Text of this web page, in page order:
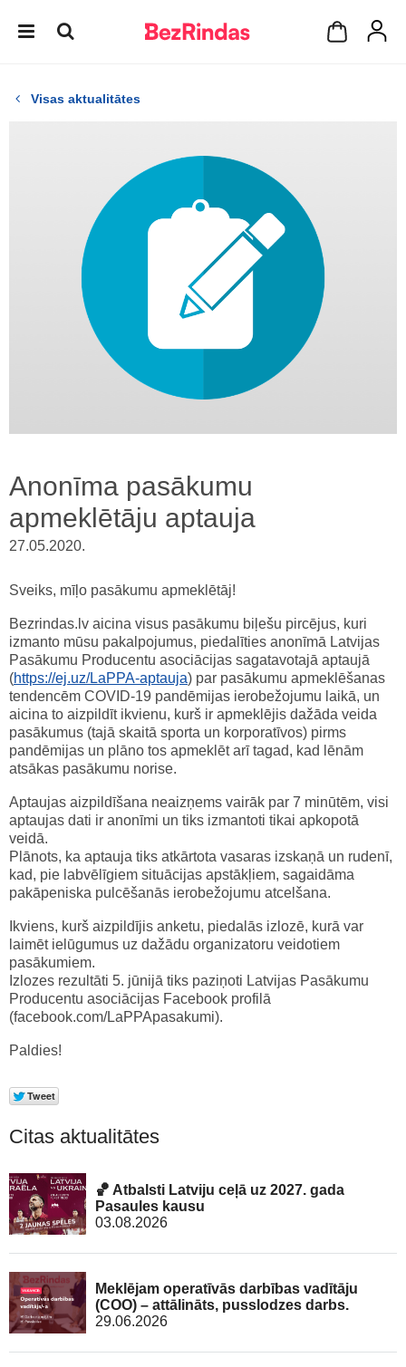
Visas aktualitātes
Anonīma pasākumu
apmeklētāju aptauja
27.05.2020.
Sveiks, mīļo pasākumu apmeklētāj!
Bezrindas.lv aicina visus pasākumu biļešu pircējus, kuri
izmanto mūsu pakalpojumus, piedalīties anonīmā Latvijas
Pasākumu Producentu asociācijas sagatavotajā aptaujā
(https://ej.uz/LaPPA-aptauja) par pasākumu apmeklēšanas
tendencēm COVID-19 pandēmijas ierobežojumu laikā, un
aicina to aizpildīt ikvienu, kurš ir apmeklējis dažāda veida
pasākumus (tajā skaitā sporta un korporatīvos) pirms
pandēmijas un plāno tos apmeklēt arī tagad, kad lēnām
atsākas pasākumu norise.
Aptaujas aizpildīšana neaizņems vairāk par 7 minūtēm, visi
aptaujas dati ir anonīmi un tiks izmantoti tikai apkopotā
veidā.
Plānots, ka aptauja tiks atkārtota vasaras izskaņā un rudenī,
kad, pie labvēlīgiem situācijas apstākļiem, sagaidāma
pakāpeniska pulcēšanās ierobežojumu atcelšana.
Ikviens, kurš aizpildījis anketu, piedalās izlozē, kurā var
laimēt ielūgumus uz dažādu organizatoru veidotiem
pasākumiem.
Izlozes rezultāti 5. jūnijā tiks paziņoti Latvijas Pasākumu
Producentu asociācijas Facebook profilā
(facebook.com/LaPPApasakumi).
Paldies!
Citas aktualitātes
🏀 Atbalsti Latviju ceļā uz 2027. gada
Pasaules kausu
03.08.2026
Meklējam operatīvās darbības vadītāju
(COO) – attālināts, pusslodzes darbs.
29.06.2026